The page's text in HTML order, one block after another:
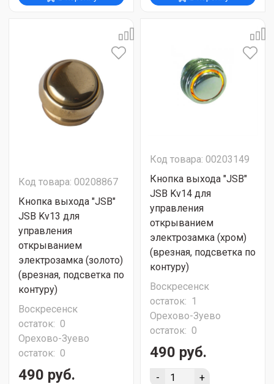
Код товара: 00208867
Кнопка выхода "JSB"
JSB Kv13 для
управления
открыванием
электрозамка (золото)
(врезная, подсветка по
контуру)
Воскресенск
остаток: 0
Орехово-Зуево
остаток: 0
490 руб.
Код товара: 00203149
Кнопка выхода "JSB"
JSB Kv14 для
управления
открыванием
электрозамка (хром)
(врезная, подсветка по
контуру)
Воскресенск
остаток: 1
Орехово-Зуево
остаток: 0
490 руб.
- +